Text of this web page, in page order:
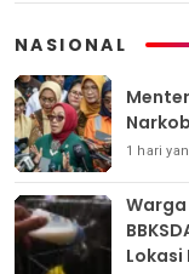
NASIONAL
1 hari
Lokasi